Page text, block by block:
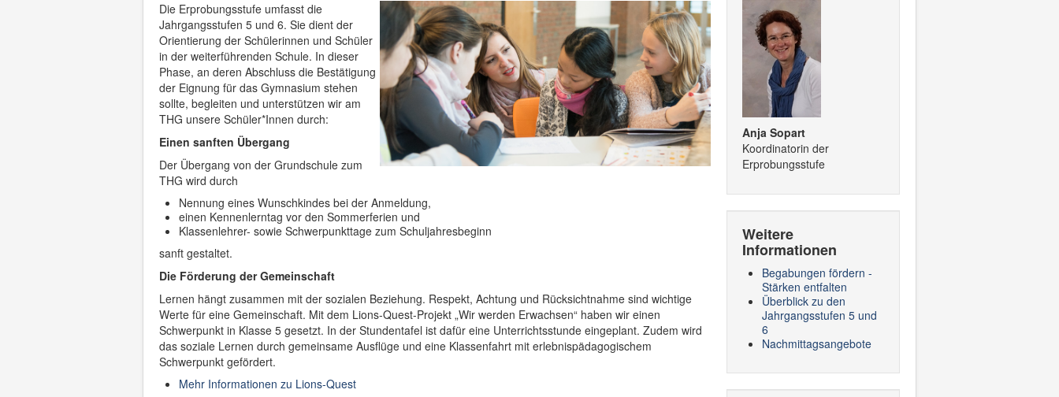
Die Erprobungsstufe umfasst die
Jahrgangsstufen 5 und 6. Sie dient der
Orientierung der Schülerinnen und Schüler
in der weiterführenden Schule. In dieser
Phase, an deren Abschluss die Bestätigung
der Eignung für das Gymnasium stehen
sollte, begleiten und unterstützen wir am
THG unsere Schüler*Innen durch:
Einen sanften Übergang
Der Übergang von der Grundschule zum
THG wird durch
Nennung eines Wunschkindes bei der Anmeldung,
einen Kennenlerntag vor den Sommerferien und
Klassenlehrer- sowie Schwerpunkttage zum Schuljahresbeginn
sanft gestaltet.
Die Förderung der Gemeinschaft
Lernen hängt zusammen mit der sozialen Beziehung. Respekt, Achtung und Rücksichtnahme sind wichtige
Werte für eine Gemeinschaft. Mit dem Lions-Quest-Projekt „Wir werden Erwachsen“ haben wir einen
Schwerpunkt in Klasse 5 gesetzt. In der Stundentafel ist dafür eine Unterrichtsstunde eingeplant. Zudem wird
das soziale Lernen durch gemeinsame Ausflüge und eine Klassenfahrt mit erlebnispädagogischem
Schwerpunkt gefördert.
Mehr Informationen zu Lions-Quest
Anja Sopart
Koordinatorin der
Erprobungsstufe
Weitere
Informationen
Begabungen fördern -
Stärken entfalten
Überblick zu den
Jahrgangsstufen 5 und
6
Nachmittagsangebote